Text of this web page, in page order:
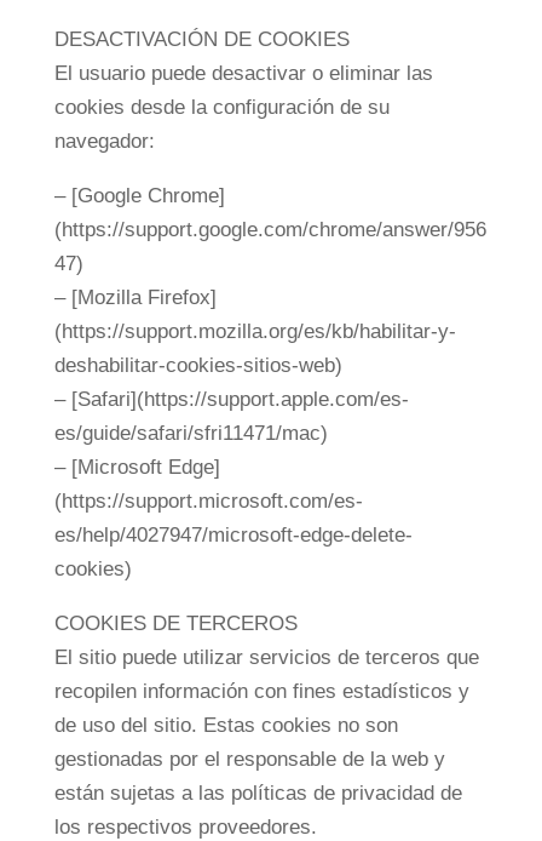
DESACTIVACIÓN DE COOKIES
El usuario puede desactivar o eliminar las
cookies desde la configuración de su
navegador:
– [Google Chrome]
(https://support.google.com/chrome/answer/956
47)
– [Mozilla Firefox]
(https://support.mozilla.org/es/kb/habilitar-y-
deshabilitar-cookies-sitios-web)
– [Safari](https://support.apple.com/es-
es/guide/safari/sfri11471/mac)
– [Microsoft Edge]
(https://support.microsoft.com/es-
es/help/4027947/microsoft-edge-delete-
cookies)
COOKIES DE TERCEROS
El sitio puede utilizar servicios de terceros que
recopilen información con fines estadísticos y
de uso del sitio. Estas cookies no son
gestionadas por el responsable de la web y
están sujetas a las políticas de privacidad de
los respectivos proveedores.